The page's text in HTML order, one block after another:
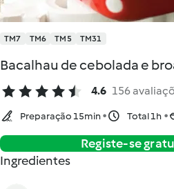
TM7 TM6 TM5 TM31
Bacalhau de cebolada e
4.6 156
Preparação 15min Total 1h
Registe-se
Ingredientes